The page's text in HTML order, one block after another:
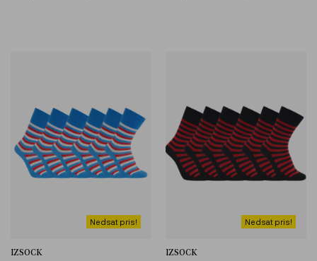
Nedsat pris!
IZSOCK
Nedsat pris!
IZSOCK